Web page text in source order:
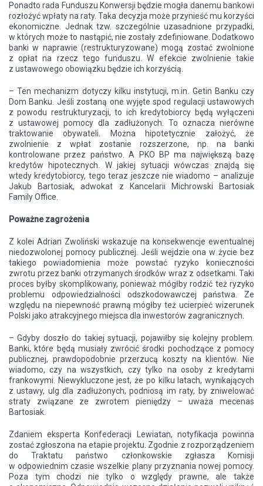
Ponadto rada Funduszu Konwersji będzie mogła danemu bankowi
rozłożyć wpłaty na raty. Taka decyzja może przynieść mu korzyści
ekonomiczne. Jednak tzw. szczególnie uzasadnione przypadki,
w których może to nastąpić, nie zostały zdefiniowane. Dodatkowo
banki w naprawie (restrukturyzowane) mogą zostać zwolnione
z opłat na rzecz tego funduszu. W efekcie zwolnienie takie
z ustawowego obowiązku będzie ich korzyścią.
– Ten mechanizm dotyczy kilku instytucji, m.in. Getin Banku czy
Dom Banku. Jeśli zostaną one wyjęte spod regulacji ustawowych
z powodu restrukturyzacji, to ich kredytobiorcy będą wyłączeni
z ustawowej pomocy dla zadłużonych. To oznacza nierówne
traktowanie obywateli. Można hipotetycznie założyć, że
zwolnienie z wpłat zostanie rozszerzone, np. na banki
kontrolowane przez państwo. A PKO BP ma największą bazę
kredytów hipotecznych. W jakiej sytuacji wówczas znajdą się
wtedy kredytobiorcy, tego teraz jeszcze nie wiadomo – analizuje
Jakub Bartosiak, adwokat z Kancelarii Michrowski Bartosiak
Family Office.
Poważne zagrożenia
Z kolei Adrian Zwoliński wskazuje na konsekwencje ewentualnej
niedozwolonej pomocy publicznej. Jeśli wejdzie ona w życie bez
takiego powiadomienia może powstać ryzyko konieczności
zwrotu przez banki otrzymanych środków wraz z odsetkami. Taki
proces byłby skomplikowany, ponieważ mógłby rodzić też ryzyko
problemu odpowiedzialności odszkodowawczej państwa. Ze
względu na niepewność prawną mógłby też ucierpieć wizerunek
Polski jako atrakcyjnego miejsca dla inwestorów zagranicznych.
– Gdyby doszło do takiej sytuacji, pojawiłby się kolejny problem.
Banki, które będą musiały zwrócić środki pochodzące z pomocy
publicznej, prawdopodobnie przerzucą koszty na klientów. Nie
wiadomo, czy na wszystkich, czy tylko na osoby z kredytami
frankowymi. Niewykluczone jest, że po kilku latach, wynikających
z ustawy, ulg dla zadłużonych, podniosą im raty, by zniwelować
straty związane ze zwrotem pieniędzy – uważa mecenas
Bartosiak.
Zdaniem eksperta Konfederacji Lewiatan, notyfikacja powinna
zostać zgłoszona na etapie projektu. Zgodnie z rozporządzeniem
do Traktatu państwo członkowskie zgłasza Komisji
w odpowiednim czasie wszelkie plany przyznania nowej pomocy.
Poza tym chodzi nie tylko o względy prawne, ale także